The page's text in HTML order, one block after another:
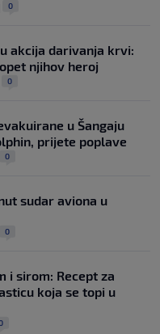
0
akcija darivanja krvi:
njihov heroj
0
u Šangaju
prijete poplave
0
sudar aviona u
0
i sirom: Recept za
koja se topi u